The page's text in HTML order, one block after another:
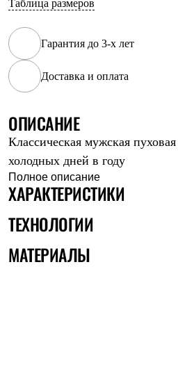
Рубашки
Толстовки
Брюки
Термобелье
Теплое термобелье
Среднее термобелье
Флисовая одежда
Куртки
Брюки
Утепленная пухом
Комбинезоны
Куртки
Утепленная синтетикой
Комбинезоны
Куртки
Брюки
ОПИСАНИЕ
Классическая мужская
холодных дней в году
Полное описание
ХАРАКТЕРИСТИКИ
ТЕХНОЛОГИИ
МАТЕРИАЛЫ
Таблица размеров
Гарантия до 3-х лет
Доставка и оплата